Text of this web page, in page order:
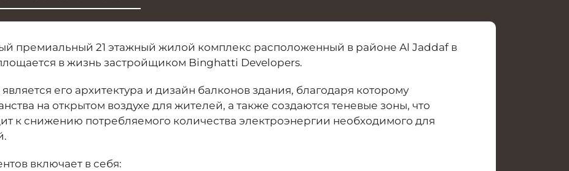
премиальный 21 этажный жилой комплекс расположенный в районе Al Jaddaf в
в жизнь застройщиком Binghatti Developers.
его архитектура и дизайн балконов здания, благодаря которому
на открытом воздухе для жителей, а также создаются теневые зоны, что
к снижению потребляемого количества электроэнергии необходимого для
включает в себя: